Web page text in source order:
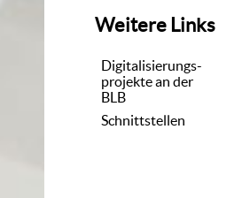
Weitere Links
Digitalisierungs-
projekte an der
BLB
Schnittstellen